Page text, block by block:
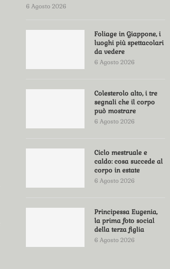
6 Agosto 2026
Foliage in Giappone, i
luoghi più spettacolari
da vedere
6 Agosto 2026
Colesterolo alto, i tre
segnali che il corpo
può mostrare
6 Agosto 2026
Ciclo mestruale e
caldo: cosa succede al
corpo in estate
6 Agosto 2026
Principessa Eugenia,
la prima foto social
della terza figlia
6 Agosto 2026